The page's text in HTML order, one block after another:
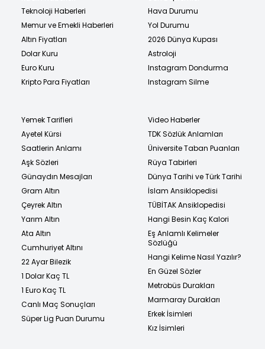
Teknoloji Haberleri
Memur ve Emekli Haberleri
Altın Fiyatları
Dolar Kuru
Euro Kuru
Kripto Para Fiyatları
Hava Durumu
Yol Durumu
2026 Dünya Kupası
Astroloji
Instagram Dondurma
Instagram Silme
Yemek Tarifleri
Ayetel Kürsi
Saatlerin Anlamı
Aşk Sözleri
Günaydın Mesajları
Gram Altın
Çeyrek Altın
Yarım Altın
Ata Altın
Cumhuriyet Altını
22 Ayar Bilezik
1 Dolar Kaç TL
1 Euro Kaç TL
Canlı Maç Sonuçları
Süper Lig Puan Durumu
Video Haberler
TDK Sözlük Anlamları
Üniversite Taban Puanları
Rüya Tabirleri
Dünya Tarihi ve Türk Tarihi
İslam Ansiklopedisi
TÜBİTAK Ansiklopedisi
Hangi Besin Kaç Kalori
Eş Anlamlı Kelimeler
Sözlüğü
Hangi Kelime Nasıl Yazılır?
En Güzel Sözler
Metrobüs Durakları
Marmaray Durakları
Erkek İsimleri
Kız İsimleri